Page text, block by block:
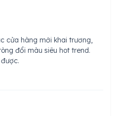
cửa hàng mới khai trương,
đổi màu siêu hot trend.